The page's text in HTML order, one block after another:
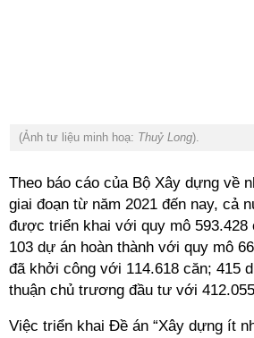
(Ảnh tư liệu minh hoạ: Thuỷ Long).
Theo báo cáo của Bộ Xây dựng về
giai đoạn từ năm 2021 đến nay, cả
được triển khai với quy mô 593.428
103 dự án hoàn thành với quy mô
đã khởi công với 114.618 căn; 415
thuận chủ trương đầu tư với
Việc triển khai Đề án “Xây dựng ít